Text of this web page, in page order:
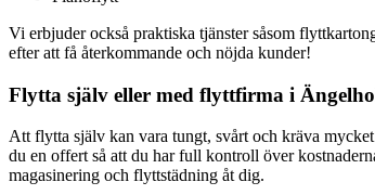
Vi erbjuder också praktiska tjänster såsom
efter att få återkommande och nöjda kunder!
Flytta själv eller med flyttfirma i
Att flytta själv kan vara tungt, svårt och kräva
du en offert så att du har full kontroll över
magasinering och flyttstädning åt dig.